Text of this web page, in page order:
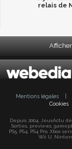
relais de
Mentions légales
Cookies
Depuis 2004, JeuxActu
Sorties, previews,
PS5, PS4, PS4 Pro, Xbox
Wii U,